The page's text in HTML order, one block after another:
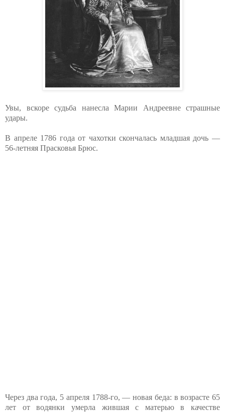
Увы, вскоре судьба нанесла Марии Андреевне страшные
удары.
В апреле 1786 года от чахотки скончалась младшая дочь —
56-летняя Прасковья Брюс.
Через два года, 5 апреля 1788-го, — новая беда: в возрасте 65
лет от водянки умерла жившая с матерью в качестве